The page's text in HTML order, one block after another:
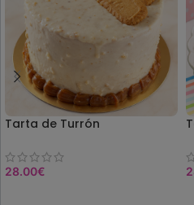
Tarta de Turrón
28.00€